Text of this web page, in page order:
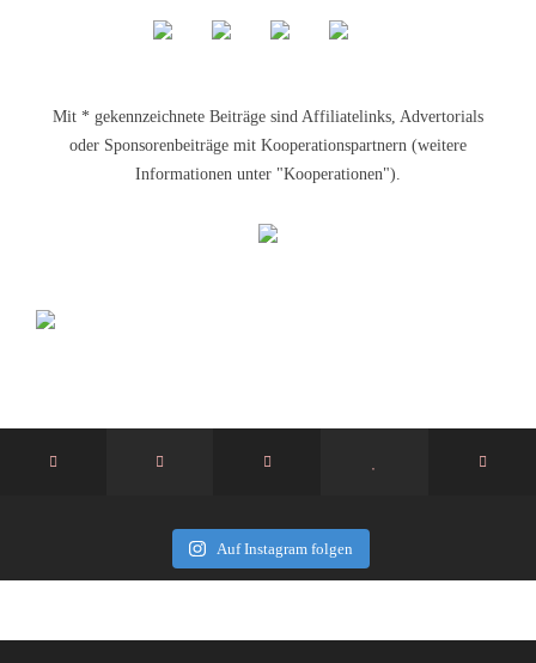
Mit * gekennzeichnete Beiträge sind Affiliatelinks, Advertorials
oder Sponsorenbeiträge mit Kooperationspartnern (weitere
Informationen unter "Kooperationen").
Auf Instagram folgen